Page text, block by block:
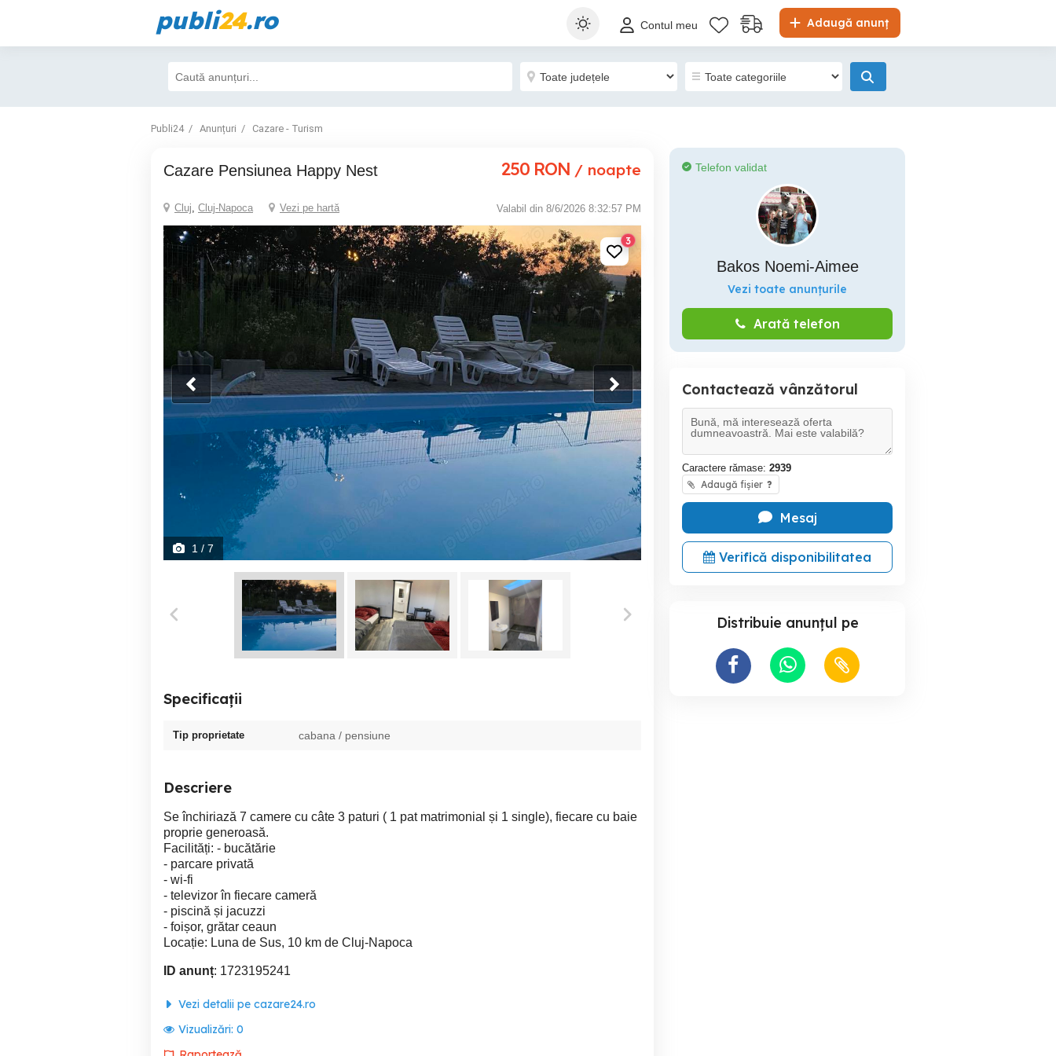
publi24.ro Adaugă anunț
Contul meu
Publi24 Anunțuri Cazare - Turism
Cazare Pensiunea Happy Nest 250 RON / noapte
Cluj, Cluj-Napoca Vezi pe hartă Valabil din 8/6/2026 8:32:57 PM
3
1 / 7
Specificații
Tip proprietate cabana / pensiune
Descriere
Se închiriază 7 camere cu câte 3 paturi ( 1 pat matrimonial și 1 single), fiecare cu baie
proprie generoasă.
Facilități: - bucătărie
- parcare privată
- wi-fi
- televizor în fiecare cameră
- piscină și jacuzzi
- foișor, grătar ceaun
Locație: Luna de Sus, 10 km de Cluj-Napoca
ID anunț: 1723195241
Vezi detalii pe cazare24.ro
Vizualizări: 0
Telefon validat
Bakos Noemi-Aimee
Vezi toate anunțurile
Arată telefon
Contactează vânzătorul
Caractere rămase: 2939
Adaugă fișier ?
Mesaj
Verifică disponibilitatea
Distribuie anunțul pe